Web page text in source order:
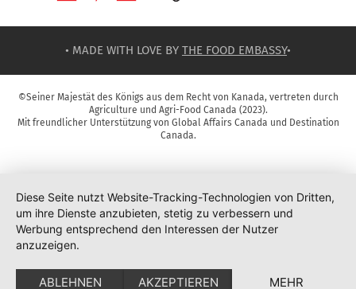
• MADE WITH LOVE BY THE FOOD EMBASSY•
©Seiner Majestät des Königs aus dem Recht von Kanada, vertreten durch
Agriculture und Agri-Food Canada (2023).
Mit freundlicher Unterstützung von Global Affairs Canada und Destination
Canada.
Diese Seite nutzt Website-Tracking-Technologien von Dritten,
um ihre Dienste anzubieten, stetig zu verbessern und
Werbung entsprechend den Interessen der Nutzer
anzuzeigen.
ABLEHNEN AKZEPTIEREN MEHR